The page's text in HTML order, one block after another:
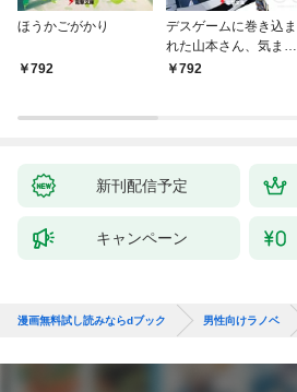
ほうかごがかり
792
デスゲームに巻き込ま
れた山本さん、気まま
にゲームバランスを崩
792
新刊配信予定
キャンペーン
漫画無料試し読みならdブック 男性向けラノベ